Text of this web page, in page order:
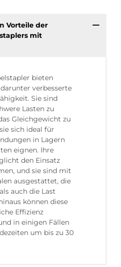
Vorteile der
mit
bieten
verbesserte
Sie sind
Lasten zu
Gleichgewicht zu
sich ideal für
in Lagern
eignen. Ihre
den Einsatz
und sie sind mit
ausgestattet, die
auch die Last
können diese
Effizienz
in einigen Fällen
um bis zu 30